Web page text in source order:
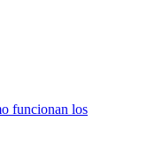
funcionan los